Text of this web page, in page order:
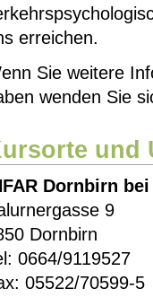
erreichen.
Sie weitere
wenden Sie
und
Dornbirn
9
Dornbirn
0664/9119527
05522/70599-5